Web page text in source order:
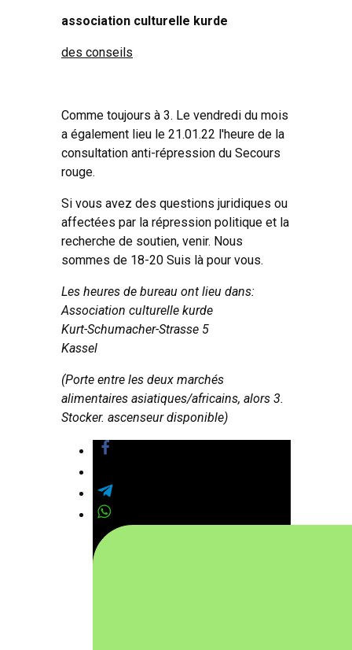
association culturelle kurde
des conseils
Comme toujours à 3. Le vendredi du mois
a également lieu le 21.01.22 l'heure de la
consultation anti-répression du Secours
rouge.
Si vous avez des questions juridiques ou
affectées par la répression politique et la
recherche de soutien, venir. Nous
sommes de 18-20 Suis là pour vous.
Les heures de bureau ont lieu dans:
Association culturelle kurde
Kurt-Schumacher-Strasse 5
Kassel
(Porte entre les deux marchés
alimentaires asiatiques/africains, alors 3.
Stocker. ascenseur disponible)